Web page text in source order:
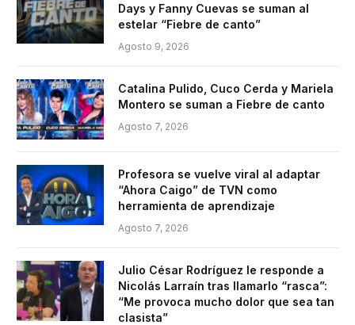
Days y Fanny Cuevas se suman al
estelar “Fiebre de canto”
Agosto 9, 2026
Catalina Pulido, Cuco Cerda y Mariela
Montero se suman a Fiebre de canto
Agosto 7, 2026
Profesora se vuelve viral al adaptar
“Ahora Caigo” de TVN como
herramienta de aprendizaje
Agosto 7, 2026
Julio César Rodríguez le responde a
Nicolás Larraín tras llamarlo “rasca”:
“Me provoca mucho dolor que sea tan
clasista”